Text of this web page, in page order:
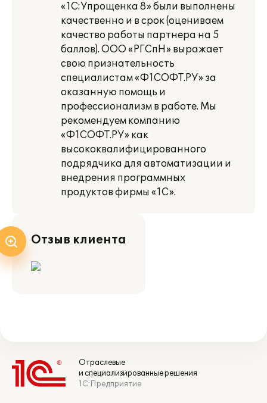
«1С:Упрощенка 8» были выполнены
качественно и в срок (оцениваем
качество работы партнера на 5
баллов). ООО «РГСпН» выражает
свою признательность
специалистам «Ф1СОФТ.РУ» за
оказанную помощь и
профессионализм в работе. Мы
рекомендуем компанию
«Ф1СОФТ.РУ» как
высококвалифицированного
подрядчика для автоматизации и
внедрения программных
продуктов фирмы «1С».
Отзыв клиента
Отраслевые
и специализированные решения
1С:Предприятие